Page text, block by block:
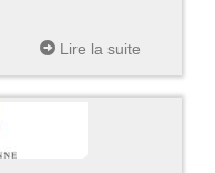
Lire la suite